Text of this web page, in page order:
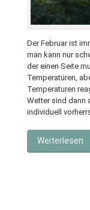
Der Februar ist
man kann nur
der einen Seite
Temperaturen,
Temperaturen
Wetter sind dann
individuell
Weiterlesen